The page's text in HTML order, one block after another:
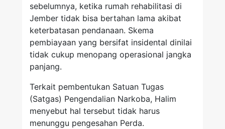
sebelumnya, ketika rumah rehabilitasi di
Jember tidak bisa bertahan lama akibat
keterbatasan pendanaan. Skema
pembiayaan yang bersifat insidental dinilai
tidak cukup menopang operasional jangka
panjang.
Terkait pembentukan Satuan Tugas
(Satgas) Pengendalian Narkoba, Halim
menyebut hal tersebut tidak harus
menunggu pengesahan Perda.